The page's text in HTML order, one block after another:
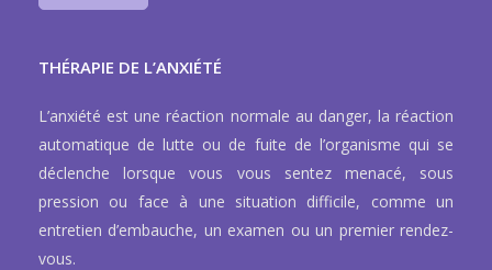
THÉRAPIE DE L’ANXIÉTÉ
L’anxiété est une réaction normale au danger, la réaction
automatique de lutte ou de fuite de l’organisme qui se
déclenche lorsque vous vous sentez menacé, sous
pression ou face à une situation difficile, comme un
entretien d’embauche, un examen ou un premier rendez-
vous.